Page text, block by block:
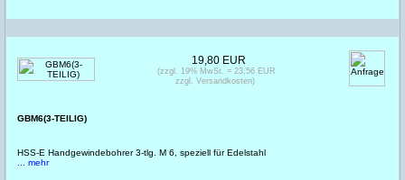
GBM6(3-TEILIG)
HSS-E Handgewindebohrer 3-tlg. M 6, speziell für Edelstahl
... mehr
19,80 EUR
(zzgl. 19% MwSt. = 23,56 EUR
zzgl. Versandkosten)